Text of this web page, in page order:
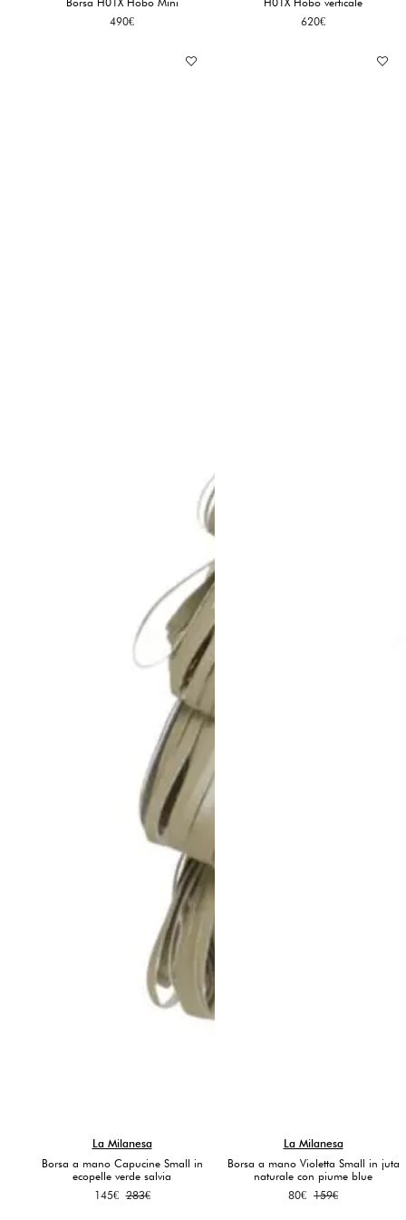
490€
620€
La Milanesa
Borsa a mano Capucine Small in
ecopelle verde salvia
283€
Il145€
Il
La Milanesa
Borsa a mano Violetta Small in juta
naturale con piume blue
159€
Il
80€
Il